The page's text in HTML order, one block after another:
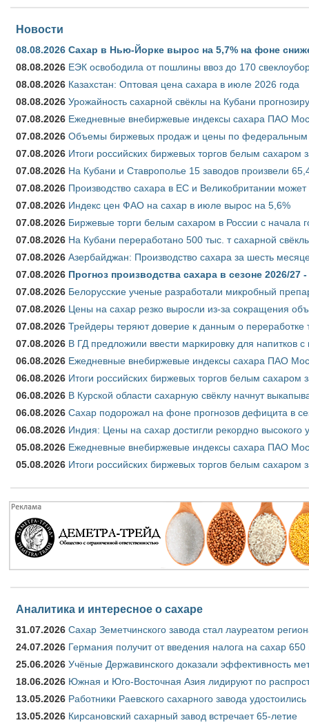
Новости
08.08.2026 Сахар в Нью-Йорке вырос на 5,7% на фоне
08.08.2026 ЕЭК освободила от пошлины ввоз до 170
08.08.2026 Казахстан: Оптовая цена сахара в июле 2026 года
08.08.2026 Урожайность сахарной свёклы на Кубани
07.08.2026 Ежедневные внебиржевые индексы сахара ПАО
07.08.2026 Объемы биржевых продаж и цены по федеральным
07.08.2026 Итоги российских биржевых торгов белым сахаром
07.08.2026 На Кубани и Ставрополье 15 заводов произвели
07.08.2026 Производство сахара в ЕС и Великобритании
07.08.2026 Индекс цен ФАО на сахар в июле вырос на 5,6%
07.08.2026 Биржевые торги белым сахаром в России с начала
07.08.2026 На Кубани переработано 500 тыс. т сахарной
07.08.2026 Азербайджан: Производство сахара за шесть
07.08.2026 Прогноз производства сахара в сезоне 2026/
07.08.2026 Белорусские ученые разработали микробный
07.08.2026 Цены на сахар резко выросли из-за сокращения
07.08.2026 Трейдеры теряют доверие к данным о переработке
07.08.2026 В ГД предложили ввести маркировку для напитков
06.08.2026 Ежедневные внебиржевые индексы сахара ПАО
06.08.2026 Итоги российских биржевых торгов белым сахаром
06.08.2026 В Курской области сахарную свёклу начнут
06.08.2026 Сахар подорожал на фоне прогнозов дефицита в
06.08.2026 Индия: Цены на сахар достигли рекордно высокого
05.08.2026 Ежедневные внебиржевые индексы сахара ПАО
05.08.2026 Итоги российских биржевых торгов белым сахаром
Аналитика и интересное о сахаре
31.07.2026 Сахар Земетчинского завода стал лауреатом
24.07.2026 Германия получит от введения налога на сахар
25.06.2026 Учёные Державинского доказали эффективность
18.06.2026 Южная и Юго-Восточная Азия лидируют по
13.05.2026 Работники Раевского сахарного завода удостоились
13.05.2026 Кирсановский сахарный завод встречает 65-летие